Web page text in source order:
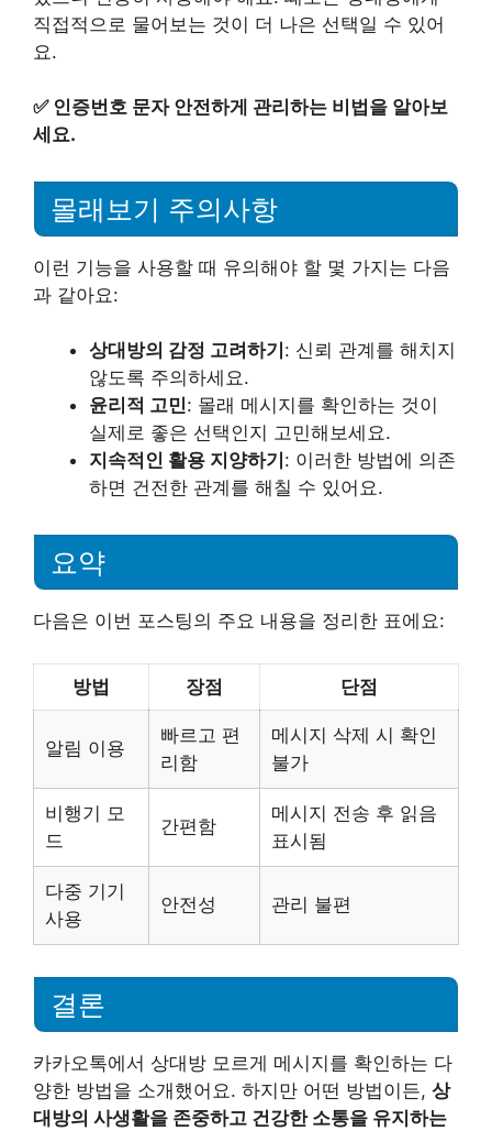
직접적으로 물어보는 것이 더 나은 선택일 수 있어
요.
✅ 인증번호 문자 안전하게 관리하는 비법을 알아보
세요.
몰래보기 주의사항
이런 기능을 사용할 때 유의해야 할 몇 가지는 다음
과 같아요:
상대방의 감정 고려하기 : 신뢰 관계를 해치지
않도록 주의하세요.
윤리적 고민: 몰래 메시지를 확인하는 것이
실제로 좋은 선택인지 고민해보세요.
지속적인 활용 지양하기 : 이러한 방법에 의존
하면 건전한 관계를 해칠 수 있어요.
요약
다음은 이번 포스팅의 주요 내용을 정리한 표에요:
방법 장점 단점
알림 이용
빠르고 편
리함
메시지 삭제 시 확인
불가
비행기 모
드
간편함
메시지 전송 후 읽음
표시됨
다중 기기
사용
안전성 관리 불편
결론
카카오톡에서 상대방 모르게 메시지를 확인하는 다
양한 방법을 소개했어요. 하지만 어떤 방법이든, 상
대방의 사생활을 존중하고 건강한 소통을 유지하는